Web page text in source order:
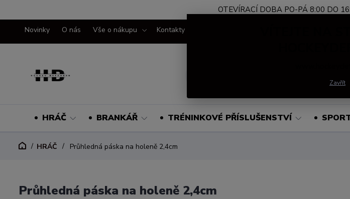
OTEVÍRACÍ DOBA PO-PÁ 8:00 DO
Novinky O nás Vše o nákupu Kontakty
HRÁČ BRANKÁŘ TRÉNINKOVÉ PŘÍSLUŠENSTVÍ
HRÁČ Průhledná páska na holeně 2,4cm
Průhledná páska na holeně 2,4cm
Zavřít